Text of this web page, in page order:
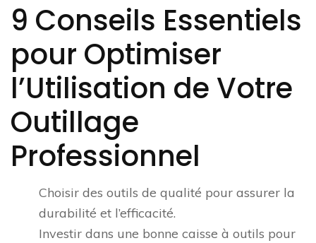
9 Conseils Essentiels
pour Optimiser
l’Utilisation de Votre
Outillage
Professionnel
Choisir des outils de qualité pour assurer la
durabilité et l’efficacité.
Investir dans une bonne caisse à outils pour